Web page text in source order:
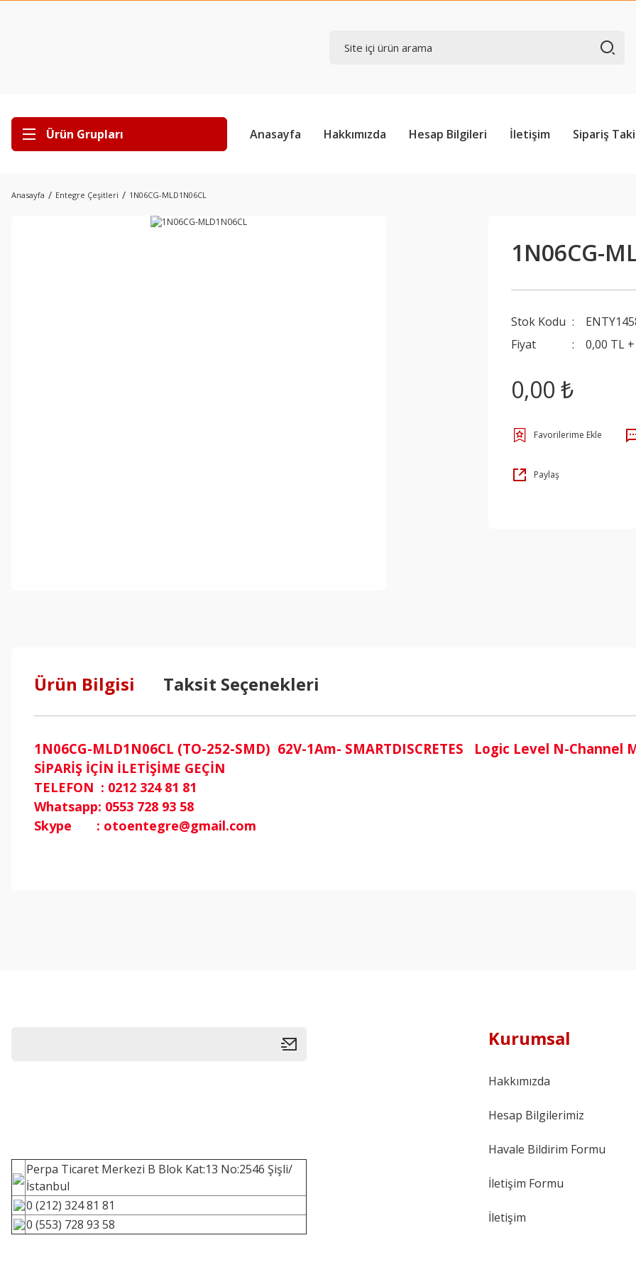
Ürün Grupları Anasayfa Hakkımızda Hesap Bilgileri İletişim Sipariş
Anasayfa Entegre Çeşitleri 1N06CG-MLD1N06CL
1N06CG-
Stok Kodu
Fiyat
0,00 TL
0,00 ₺
Paylaş
Ürün Bilgisi Taksit Seçenekleri
1N06CG-MLD1N06CL (TO-252-SMD) 62V-1Am- SMARTDISCRETES Logic Level N-Channel
SİPARİŞ İÇİN İLETİŞİME GEÇİN
TELEFON : 0212 324 81 81
Whatsapp: 0553 728 93 58
Skype : otoentegre@gmail.com
Perpa Ticaret Merkezi B Blok Kat:13 No:2546 Şişli/
İstanbul
0 (212) 324 81 81
0 (553) 728 93 58
Kurumsal
Hakkımızda
Hesap Bilgilerimiz
Havale Bildirim Formu
İletişim Formu
İletişim